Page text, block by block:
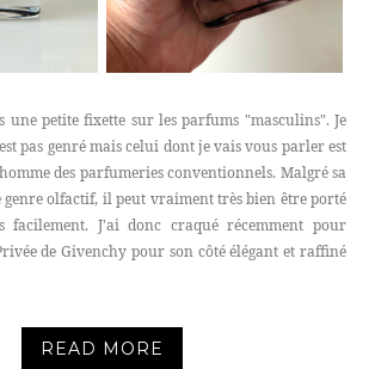
une petite fixette sur les parfums "masculins". Je
pas genré mais celui dont je vais vous parler est
des parfumeries conventionnels. Malgré sa
genre olfactif, il peut vraiment très bien être porté
facilement. J'ai donc craqué récemment pour
de Givenchy pour son côté élégant et raffiné
READ MORE